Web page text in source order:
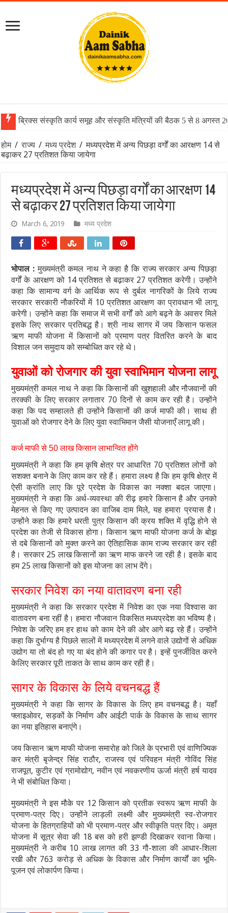
ब्रिक्स संस्कृति कार्य समूह और संस्कृति मंत्रियों की बैठक 5 से 8 अगस्त
होम / राज्य / मध्य प्रदेश / मध्यप्रदेश में अन्य पिछड़ा वर्गों का आरक्षण 14 से
बढ़ाकर 27 प्रतिशत किया जायेगा
मध्यप्रदेश में अन्य पिछड़ा वर्गों का आरक्षण 14
से बढ़ाकर 27 प्रतिशत किया जायेगा
March 6, 2019 मध्य प्रदेश
भोपाल :मुख्यमंत्री कमल नाथ ने कहा है कि राज्य सरकार अन्य पिछड़ा
वर्गों के आरक्षण को 14 प्रतिशत से बढ़ाकर 27 प्रतिशत करेगी। उन्होंने
कहा कि सामान्य वर्ग के आर्थिक रूप से दुर्बल नागरिकों के लिये राज्य
सरकार सरकारी नौकरियों में 10 प्रतिशत आरक्षण का प्रावधान भी लागू
करेगी। उन्होंने कहा कि समाज में सभी वर्गों को आगे बढ़ने के अवसर मिले
इसके लिए सरकार प्रतिबद्ध है। श्री नाथ सागर में जय किसान फसल
ऋण माफी योजना में किसानों को प्रमाण पत्र वितरित करने के बाद
विशाल जन समुदाय को सम्बोधित कर रहे थे।
युवाओं को रोजगार की युवा स्वाभिमान योजना लागू
मुख्यमंत्री कमल नाथ ने कहा कि किसानों की खुशहाली और नौजवानों की
तरक्की के लिए सरकार लगातार 70 दिनों से काम कर रही है। उन्होंने
कहा कि पद सम्हालते ही उन्होंने किसानों की कर्ज माफी की। साथ ही
युवाओं को रोजगार देने के लिए युवा स्वाभिमान जैसी योजनाएँ लागू की।
कर्ज माफी से 50 लाख किसान लाभान्वित होंगे
मुख्यमंत्री ने कहा कि हम कृषि क्षेत्र पर आधारित 70 प्रतिशत लोगों को
सशक्त बनाने के लिए काम कर रहे हैं। हमारा लक्ष्य है कि हम कृषि क्षेत्र में
ऐसी क्रांति लाए कि पूरे प्रदेश के विकास का नक्शा बदल जाएगा।
मुख्यमंत्री ने कहा कि अर्थ-व्यवस्था की रीढ़ हमारे किसान है और उनको
मेहनत से किए गए उत्पादन का वाजिब दाम मिले, यह हमारा प्रयास है।
उन्होंने कहा कि हमारे धरती पुत्र किसान की क्रय शक्ति में वृद्धि होने से
प्रदेश का तेजी से विकास होगा। किसान ऋण माफी योजना कर्ज के बोझ
से दबे किसानों को मुक्त करने का ऐतिहासिक काम राज्य सरकार कर रही
है। सरकार 25 लाख किसानों का ऋण माफ करने जा रही है। इसके बाद
हम 25 लाख किसानों को इस योजना का लाभ देंगे।
सरकार निवेश का नया वातावरण बना रही
मुख्यमंत्री ने कहा कि सरकार प्रदेश में निवेश का एक नया विश्वास का
वातावरण बना रहीं है। हमारा नौजवान विकसित मध्यप्रदेश का भविष्य है।
निवेश के जरिए हम हर हाथ को काम देने की ओर आगे बढ़ रहे हैं। उन्होंने
कहा कि दुर्भाग्य है पिछले सालों में मध्यप्रदेश में लगने वाले उद्योगों से अधिक
उद्योग या तो बंद हो गए या बंद होने की कगार पर है। इन्हें पुनर्जीवित करने
के‍लिए सरकार पूरी ताकत के साथ काम कर रही है।
सागर के विकास के लिये वचनबद्ध हैं
मुख्यमंत्री ने कहा कि सागर के विकास के लिए हम वचनबद्ध है। यहाँ
फ्लाइओवर, सड़कों के निर्माण और आईटी पार्क के विकास के साथ सागर
का नया इतिहास बनाएंगे।
जय किसान ऋण माफी योजना समारोह को जिले के प्रभारी एवं वाणिज्यिक
कर मंत्री बृजेन्द्र सिंह राठौर, राजस्व एवं परिवहन मंत्री गोविंद सिंह
राजपूत, कुटीर एवं ग्रामोद्योग, नवीन एवं नवकरणीय ऊर्जा मंत्री हर्ष यादव
ने भी संबोधित किया।
मुख्यमंत्री ने इस मौके पर 12 किसान को प्रतीक स्वरूप ऋण माफी के
प्रमाण-पत्र दिए। उन्होंने लाड़ली लक्ष्मी और मुख्यमंत्री स्व-रोजगार
योजना के हितग्राहियों को भी प्रमाण-पत्र और स्वीकृति पत्र दिए। अमृत
योजना में सूत्र सेवा की 18 बस को हरी झण्डी दिखाकर रवाना किया।
मुख्यमंत्री ने करीब 10 लाख लागत की 33 गौ-शाला की आधार-शिला
रखी और 763 करोड़ से अधिक के विकास और निर्माण कार्यों का भूमि-
पूजन एवं लोकार्पण किया।